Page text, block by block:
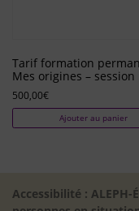
Tarif formation
Mes origines – session
500,00€
Ajouter au panier
Accessibilité : ALEPH-